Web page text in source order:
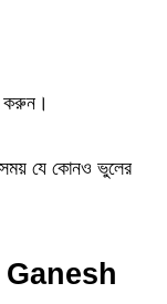
করুন।
যে কোনও ভুলের